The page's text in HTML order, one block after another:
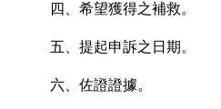
四、希望獲得之補救。
五、提起申訴之日期。
六、佐證證據。